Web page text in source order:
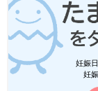
妊娠
妊